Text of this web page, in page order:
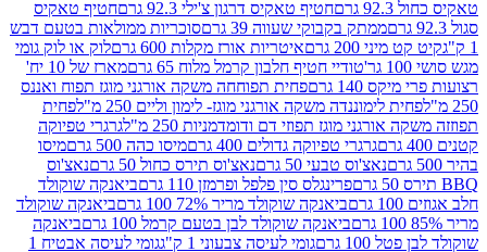
חטיף טאקיס דרגון צ'ילי 92.3 גרם
חטיף טאקיס
ממתק בקבוקי שעווה 39 גרם
סוכריות ממולאות בטעם דבש
200 גרם
איטריות אורז מקלות 600 גרם
לוק או לוק גומי
טודיי חטיף חלבון קרמל מלוח 65 גרם
מארז של 10 יח'
140 גרם
פחית תפוחחה משקה אורגני מוגז תפוח ואננס
לימוננדה משקה אורגני מוגז- לימון וליים 250 מ"ל
פחית
מוגז תפוזי דם ודומדמניות 250 מ"ל
גרגרי טפיוקה
גרגרי טפיוקה גדולים 400 גרם
מיסו כהה 500 גרם
מיסו
נאצ'וס טבעי 50 גרם
נאצ'וס תירס כחול 50 גרם
נאצ'וס
פרינגלס סין פלפל ופרמזן 110 גרם
ביאנקה שוקולד
ביאנקה שוקולד מריר 72% 100 גרם
ביאנקה שוקולד
ביאנקה שוקולד לבן בטעם קרמל 100 גרם
ביאנקה
גרם
גומי לעיסה צבעוני 1 ק"ג גומי לעיסה אבטיח 1